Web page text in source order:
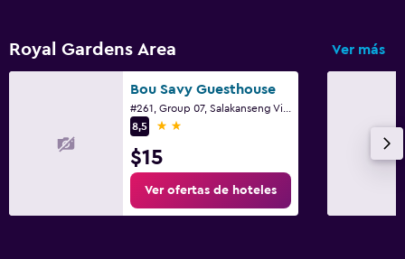
Royal Gardens Area Ver más
Bou Savy Guesthouse
8,5
2 estrellas
$15
Ver ofertas de hoteles